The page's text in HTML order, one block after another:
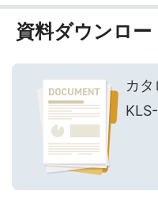
資料ダウンロー
カ